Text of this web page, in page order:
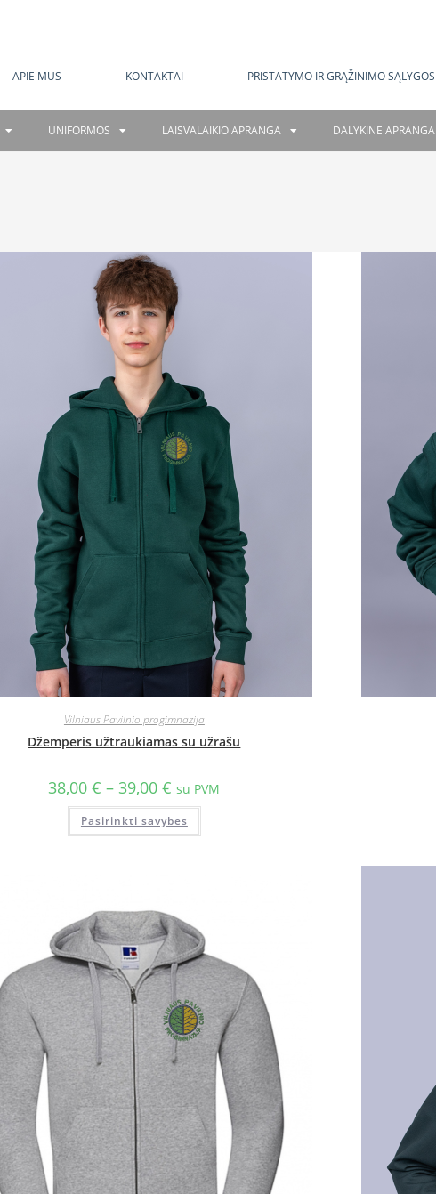
APIE MUS KONTAKTAI PRISTATYMO IR GRĄŽINIMO SĄLYGOS
UNIFORMOS LAISVALAIKIO APRANGA DALYKINĖ APRANGA
Vilniaus Pavilnio progimnazija
Džemperis užtraukiamas su užrašu
38,00€ – 39,00€ su PVM
Pasirinkti savybes